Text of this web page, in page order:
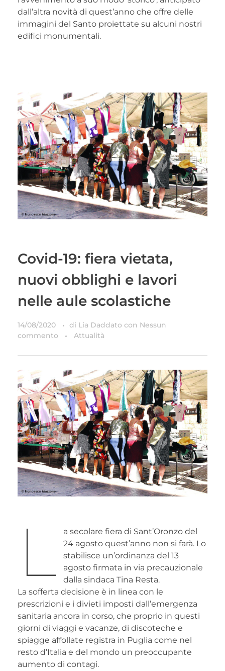
dall’altra novità di quest’anno che offre delle
immagini del Santo proiettate su alcuni nostri
edifici monumentali.
Covid-19: fiera vietata,
nuovi obblighi e lavori
nelle aule scolastiche
14/08/2020 di Lia Daddato con Nessun
commento
Attualità
L
a secolare fiera di Sant’Oronzo del
24 agosto quest’anno non si farà. Lo
stabilisce un’ordinanza del 13
agosto firmata in via precauzionale
dalla sindaca Tina Resta.
La sofferta decisione è in linea con le
prescrizioni e i divieti imposti dall’emergenza
sanitaria ancora in corso, che proprio in questi
giorni di viaggi e vacanze, di discoteche e
spiagge affollate registra in Puglia come nel
resto d’Italia e del mondo un preoccupante
aumento di contagi.